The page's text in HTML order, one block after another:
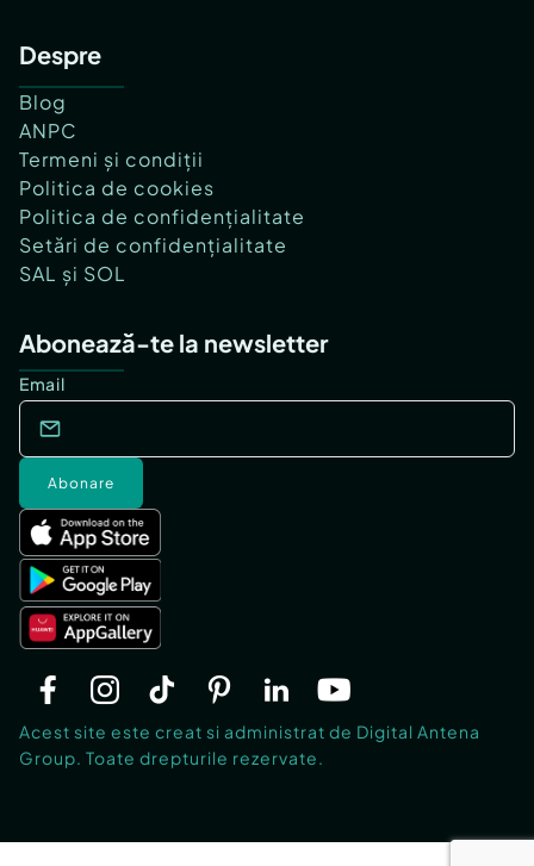
Despre
Blog
ANPC
Termeni și condiții
Politica de cookies
Politica de confidențialitate
Setări de confidențialitate
SAL și SOL
Abonează-te la newsletter
Email
Abonare
Acest site este creat si administrat de Digital Antena
Group. Toate drepturile rezervate.